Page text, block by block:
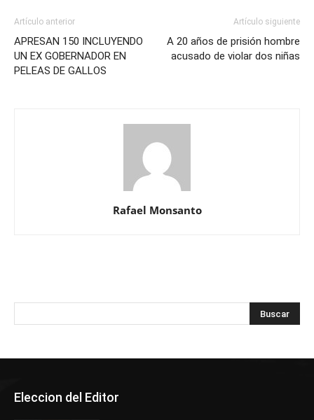
Artículo anterior
APRESAN 150 INCLUYENDO
UN EX GOBERNADOR EN
PELEAS DE GALLOS
Artículo siguiente
A 20 años de prisión hombre
acusado de violar dos niñas
Rafael Monsanto
Eleccion del Editor